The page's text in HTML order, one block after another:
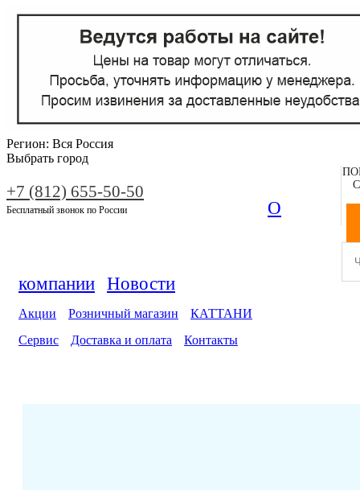
Регион: Вся Россия
Выбрать город
+7 (812) 655-50-50
Бесплатный звонок по России О
компании Новости
Акции Розничный магазин
КАТТАНИ
Сервис
Доставка и оплата Контакты